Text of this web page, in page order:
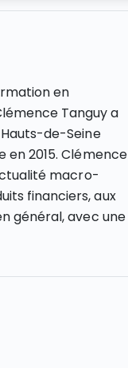
en
Tanguy a
de-Seine
en 2015. Clémence
macro-
financiers, aux
général, avec une